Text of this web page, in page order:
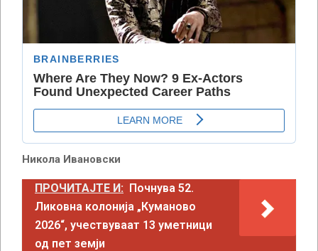
Никола Ивановски
ПРОЧИТАЈТЕ И: Почнува 52.
Ликовна колонија „Куманово
2026“, учествуваат 13 уметници
од пет земји